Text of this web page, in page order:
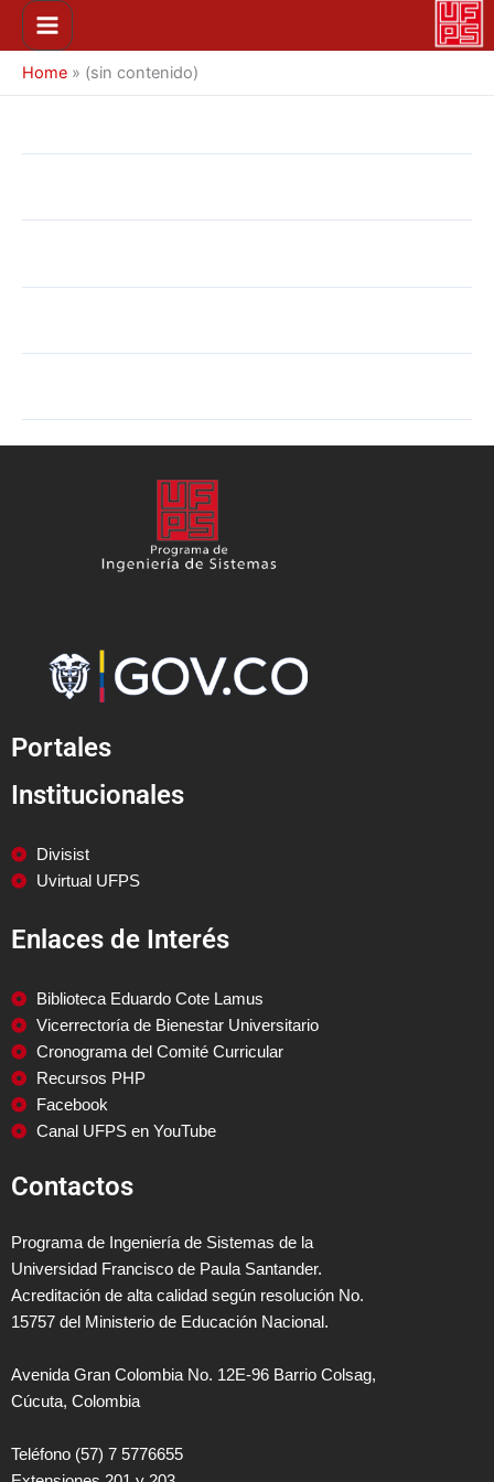
contenido
Main
Menu
Home » (sin contenido)
Portales
Institucionales
Divisist
Uvirtual UFPS
Enlaces de Interés
Biblioteca Eduardo Cote Lamus
Vicerrectoría de Bienestar Universitario
Cronograma del Comité Curricular
Recursos PHP
Facebook
Canal UFPS en YouTube
Contactos
Programa de Ingeniería de Sistemas de la
Universidad Francisco de Paula Santander.
Acreditación de alta calidad según resolución No.
15757 del Ministerio de Educación Nacional.
Avenida Gran Colombia No. 12E-96 Barrio Colsag,
Cúcuta, Colombia
Teléfono (57) 7 5776655